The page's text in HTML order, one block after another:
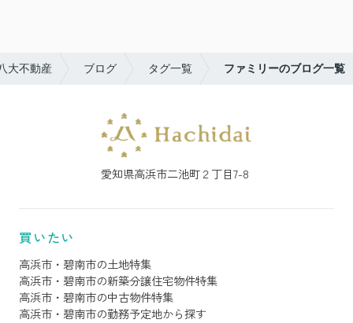
大不動産 ブログ タグ一覧 ファミリーのブログ一覧
愛知県高浜市二池町２丁目7-8
買いたい
高浜市・碧南市の土地特集
高浜市・碧南市の新築分譲住宅物件特集
高浜市・碧南市の中古物件特集
高浜市・碧南市の勤務予定地から探す